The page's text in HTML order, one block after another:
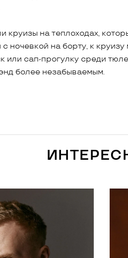
на теплоходах,
ночевкой на борту, к
или сап-прогулку среди
более незабываемым.